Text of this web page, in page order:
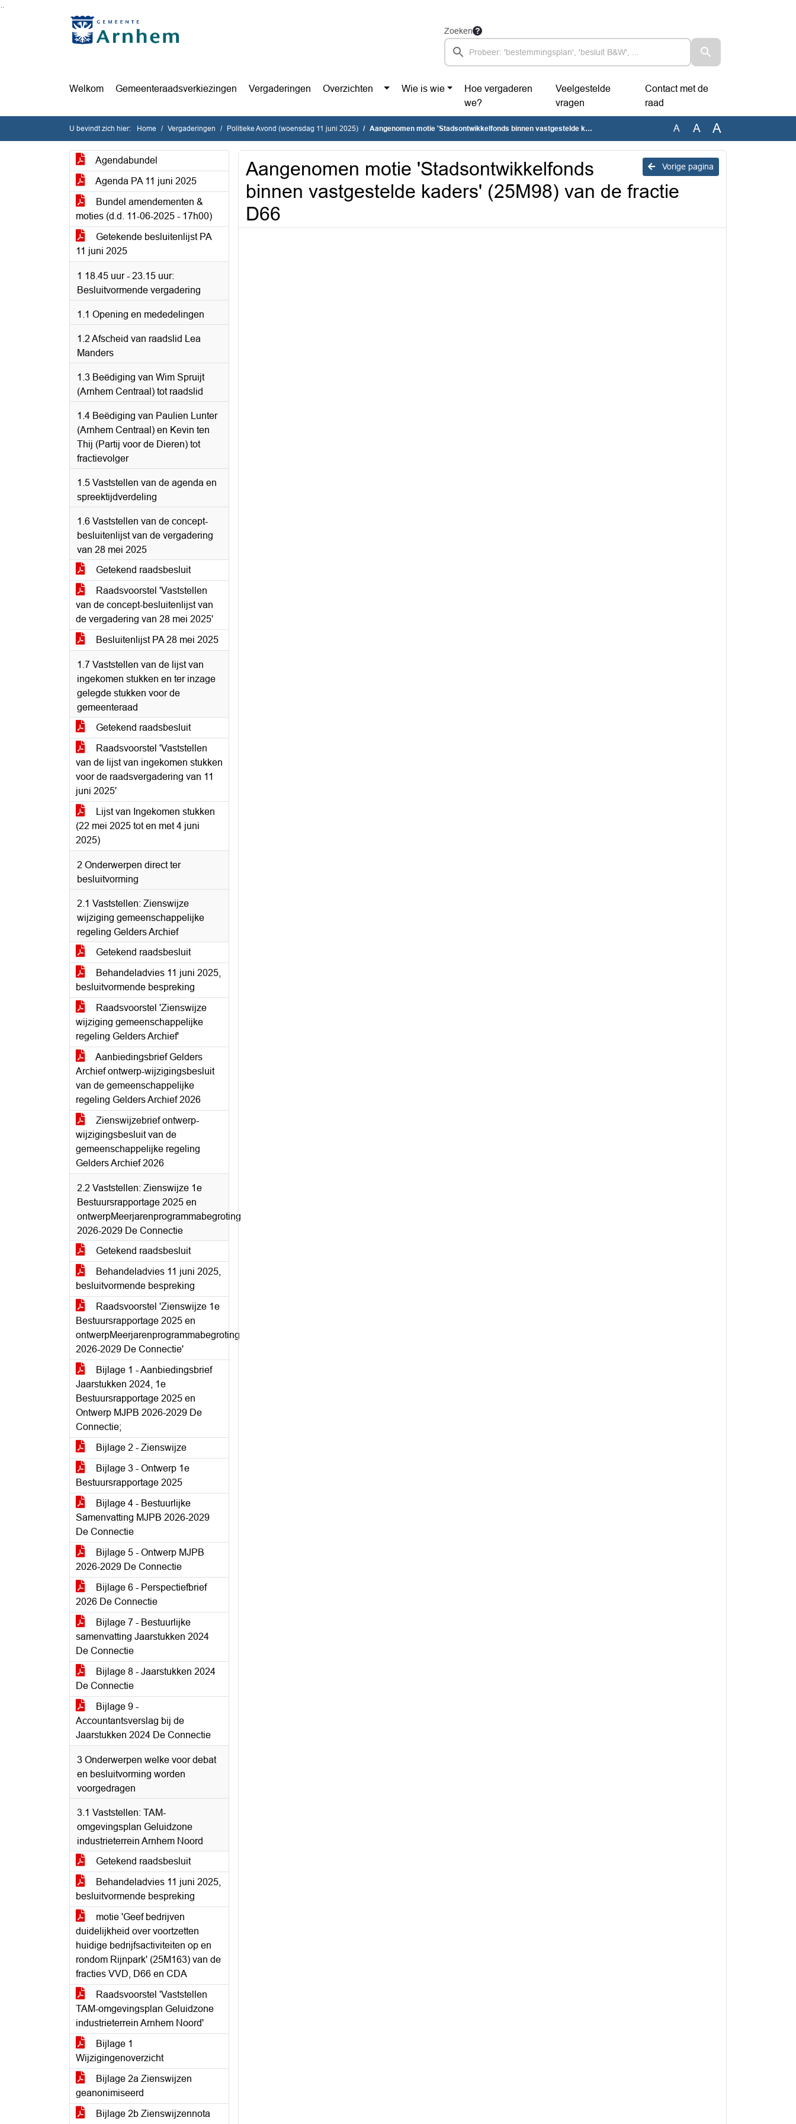
Ga naar de inhoud van deze pagina
Ga naar het zoeken
Ga naar het menu
Zoeken
Welkom Gemeenteraadsverkiezingen Vergaderingen Overzichten Wie is wie
Hoe vergaderen
we?
Veelgestelde
vragen
Contact met de
raad
U bevindt zich hier: Home Vergaderingen Politieke Avond (woensdag 11 juni 2025) Aangenomen motie 'Stadsontwikkelfonds binnen vastgestelde kaders' (25M98) van de fractie D66 A A A
Agendabundel
Agenda PA 11 juni 2025
Bundel amendementen &
moties (d.d. 11-06-2025 - 17h00)
Getekende besluitenlijst PA
11 juni 2025
1 18.45 uur - 23.15 uur:
Besluitvormende vergadering
1.1 Opening en mededelingen
1.2 Afscheid van raadslid Lea
Manders
1.3 Beëdiging van Wim Spruijt
(Arnhem Centraal) tot raadslid
1.4 Beëdiging van Paulien Lunter
(Arnhem Centraal) en Kevin ten
Thij (Partij voor de Dieren) tot
fractievolger
1.5 Vaststellen van de agenda en
spreektijdverdeling
1.6 Vaststellen van de concept-
besluitenlijst van de vergadering
van 28 mei 2025
Getekend raadsbesluit
Raadsvoorstel 'Vaststellen
van de concept-besluitenlijst van
de vergadering van 28 mei 2025'
Besluitenlijst PA 28 mei 2025
1.7 Vaststellen van de lijst van
ingekomen stukken en ter inzage
gelegde stukken voor de
gemeenteraad
Getekend raadsbesluit
Raadsvoorstel 'Vaststellen
van de lijst van ingekomen stukken
voor de raadsvergadering van 11
juni 2025'
Lijst van Ingekomen stukken
(22 mei 2025 tot en met 4 juni
2025)
2 Onderwerpen direct ter
besluitvorming
2.1 Vaststellen: Zienswijze
wijziging gemeenschappelijke
regeling Gelders Archief
Getekend raadsbesluit
Behandeladvies 11 juni 2025,
besluitvormende bespreking
Raadsvoorstel 'Zienswijze
wijziging gemeenschappelijke
regeling Gelders Archief'
Aanbiedingsbrief Gelders
Archief ontwerp-wijzigingsbesluit
van de gemeenschappelijke
regeling Gelders Archief 2026
Zienswijzebrief ontwerp-
wijzigingsbesluit van de
gemeenschappelijke regeling
Gelders Archief 2026
2.2 Vaststellen: Zienswijze 1e
Bestuursrapportage 2025 en
ontwerpMeerjarenprogrammabegroting
2026-2029 De Connectie
Getekend raadsbesluit
Behandeladvies 11 juni 2025,
besluitvormende bespreking
Raadsvoorstel 'Zienswijze 1e
Bestuursrapportage 2025 en
ontwerpMeerjarenprogrammabegroting
2026-2029 De Connectie'
Bijlage 1 - Aanbiedingsbrief
Jaarstukken 2024, 1e
Bestuursrapportage 2025 en
Ontwerp MJPB 2026-2029 De
Connectie;
Bijlage 2 - Zienswijze
Bijlage 3 - Ontwerp 1e
Bestuursrapportage 2025
Bijlage 4 - Bestuurlijke
Samenvatting MJPB 2026-2029
De Connectie
Bijlage 5 - Ontwerp MJPB
2026-2029 De Connectie
Bijlage 6 - Perspectiefbrief
2026 De Connectie
Bijlage 7 - Bestuurlijke
samenvatting Jaarstukken 2024
De Connectie
Bijlage 8 - Jaarstukken 2024
De Connectie
Bijlage 9 -
Accountantsverslag bij de
Jaarstukken 2024 De Connectie
3 Onderwerpen welke voor debat
en besluitvorming worden
voorgedragen
3.1 Vaststellen: TAM-
omgevingsplan Geluidzone
industrieterrein Arnhem Noord
Getekend raadsbesluit
Behandeladvies 11 juni 2025,
besluitvormende bespreking
motie 'Geef bedrijven
duidelijkheid over voortzetten
huidige bedrijfsactiviteiten op en
rondom Rijnpark' (25M163) van de
fracties VVD, D66 en CDA
Raadsvoorstel 'Vaststellen
TAM-omgevingsplan Geluidzone
industrieterrein Arnhem Noord'
Bijlage 1
Wijzigingenoverzicht
Bijlage 2a Zienswijzen
geanonimiseerd
Bijlage 2b Zienswijzennota
Vorige pagina
Aangenomen motie 'Stadsontwikkelfonds
binnen vastgestelde kaders' (25M98) van de fractie
D66